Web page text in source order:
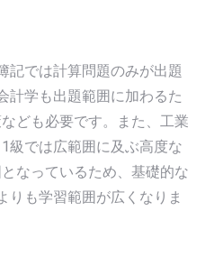
記では計算問題のみが出題
計学も出題範囲に加わるた
ども必要です。また、工業
級では広範囲に及ぶ高度な
なっているため、基礎的な
りも学習範囲が広くなりま